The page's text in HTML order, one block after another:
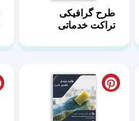
طرح گرافیکی
تراکت خدماتی